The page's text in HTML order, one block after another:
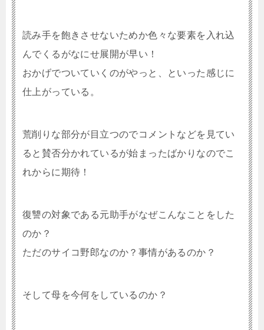
読み手を飽きさせないためか色々な要素を入れ込
んでくるがなにせ展開が早い！
おかげでついていくのがやっと、といった感じに
仕上がっている。
荒削りな部分が目立つのでコメントなどを見てい
ると賛否分かれているが始まったばかりなのでこ
れからに期待！
復讐の対象である元助手がなぜこんなことをした
のか？
ただのサイコ野郎なのか？事情があるのか？
そして母を今何をしているのか？